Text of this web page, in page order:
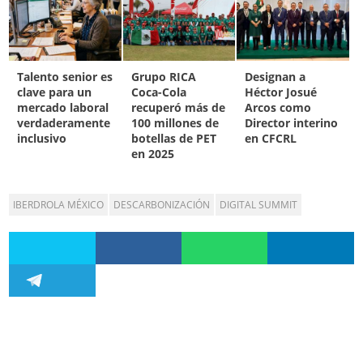
Talento senior es
clave para un
mercado laboral
verdaderamente
inclusivo
Grupo RICA
Coca-Cola
recuperó más de
100 millones de
botellas de PET
en 2025
Designan a
Héctor Josué
Arcos como
Director interino
en CFCRL
IBERDROLA MÉXICO DESCARBONIZACIÓN DIGITAL SUMMIT